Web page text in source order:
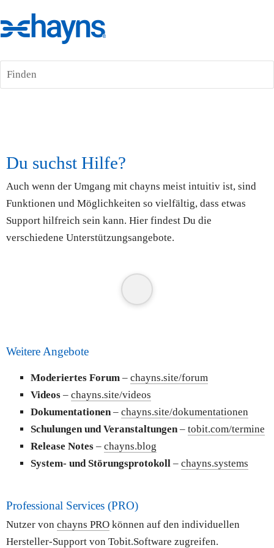
Finden
Du suchst Hilfe?
Auch wenn der Umgang mit chayns meist intuitiv ist, sind
Funktionen und Möglichkeiten so vielfältig, dass etwas
Support hilfreich sein kann. Hier findest Du die
verschiedene Unterstützungsangebote.
Weitere Angebote
Moderiertes Forum – chayns.site/forum
Videos – chayns.site/videos
Dokumentationen – chayns.site/dokumentationen
Schulungen und Veranstaltungen – tobit.com/termine
Release Notes – chayns.blog
System- und Störungsprotokoll – chayns.systems
Professional Services (PRO)
Nutzer von chayns PRO können auf den individuellen
Hersteller-Support von Tobit.Software zugreifen.